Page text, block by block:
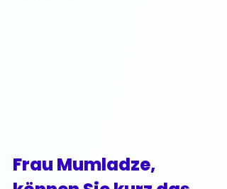
Frau Mumladze,